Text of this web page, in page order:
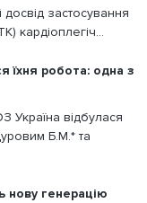
застосування
кардіоплегіч...
їхня робота: одна з
Україна відбулася
Б.М.* та
нову генерацію